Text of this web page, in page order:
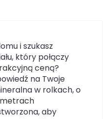
i szukasz
który połączy
ceną?
na Twoje
w rolkach, o
aby